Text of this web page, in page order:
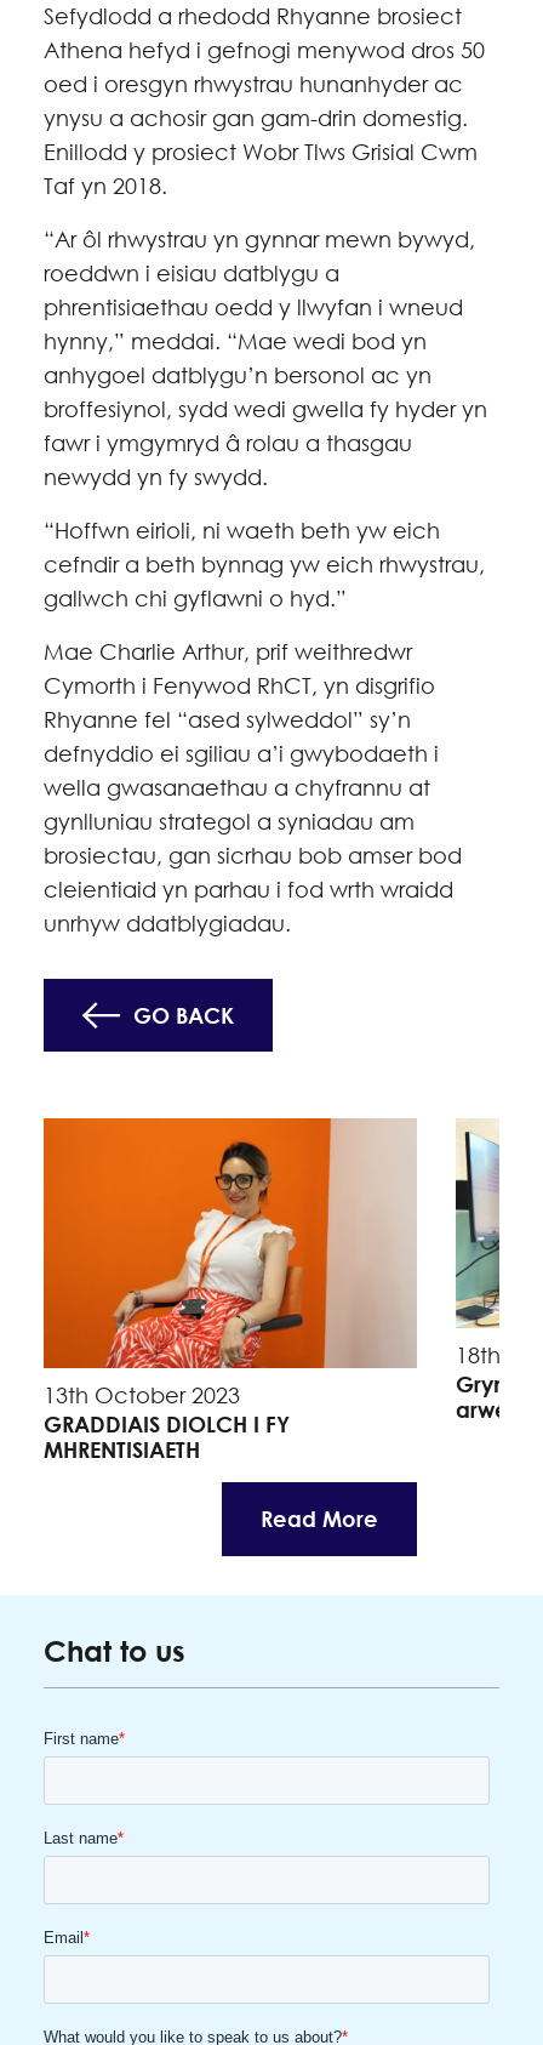
Sefydlodd a rhedodd Rhyanne brosiect
Athena hefyd i gefnogi menywod dros 50
oed i oresgyn rhwystrau hunanhyder ac
ynysu a achosir gan gam-drin domestig.
Enillodd y prosiect Wobr Tlws Grisial Cwm
Taf yn 2018.
“Ar ôl rhwystrau yn gynnar mewn bywyd,
roeddwn i eisiau datblygu a
phrentisiaethau oedd y llwyfan i wneud
hynny,” meddai. “Mae wedi bod yn
anhygoel datblygu’n bersonol ac yn
broffesiynol, sydd wedi gwella fy hyder yn
fawr i ymgymryd â rolau a thasgau
newydd yn fy swydd.
“Hoffwn eirioli, ni waeth beth yw eich
cefndir a beth bynnag yw eich rhwystrau,
gallwch chi gyflawni o hyd.”
Mae Charlie Arthur, prif weithredwr
Cymorth i Fenywod RhCT, yn disgrifio
Rhyanne fel “ased sylweddol” sy’n
defnyddio ei sgiliau a’i gwybodaeth i
wella gwasanaethau a chyfrannu at
gynlluniau strategol a syniadau am
brosiectau, gan sicrhau bob amser bod
cleientiaid yn parhau i fod wrth wraidd
unrhyw ddatblygiadau.
GO BACK
13th October 2023
GRADDIAIS DIOLCH I FY
MHRENTISIAETH
Read More
18th
Chat to us